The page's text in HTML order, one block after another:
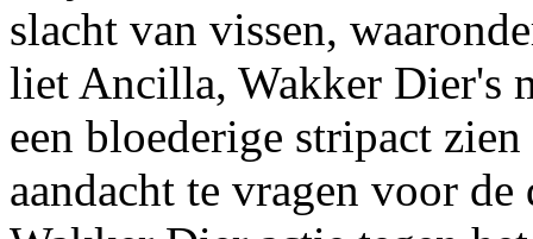
slacht van vissen,
liet Ancilla, Wakker Dier's
een bloederige stripact zien
aandacht te vragen voor